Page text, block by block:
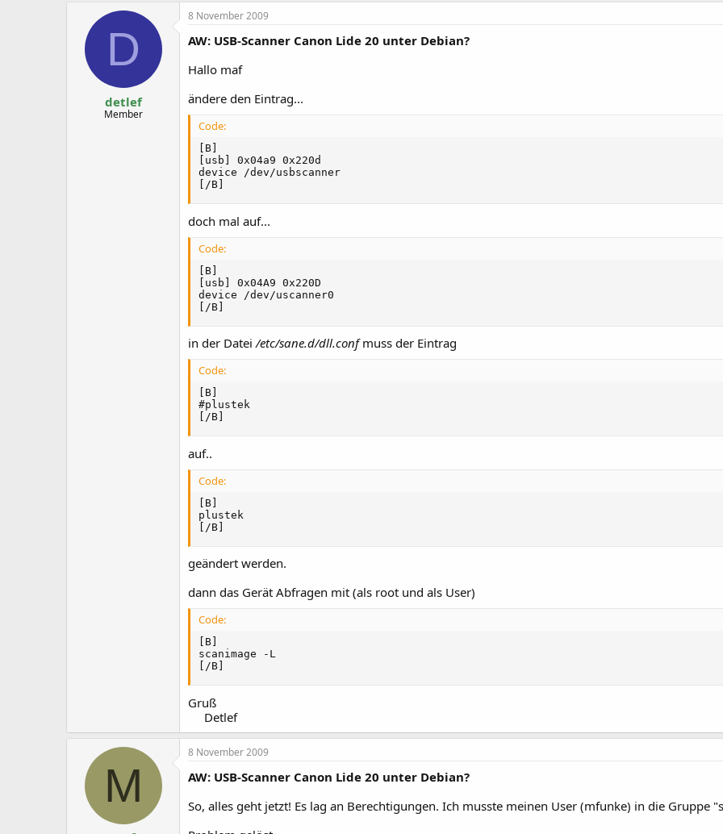
D
detlef
Member
8 November 2009
AW: USB-Scanner Canon Lide 20 unter Debian?
Hallo maf
ändere den Eintrag...
Code:
[B]
[usb] 0x04a9 0x220d
device /dev/usbscanner
[/B]
doch mal auf...
Code:
[B]
[usb] 0x04A9 0x220D
device /dev/uscanner0
[/B]
in der Datei/etc/sane.d/dll.confmuss der Eintrag
Code:
[B]
#plustek
[/B]
auf..
Code:
[B]
plustek
[/B]
geändert werden.
dann das Gerät Abfragen mit (als root und als User)
Code:
[B]
scanimage -L
[/B]
Gruß
Detlef​
M
8 November 2009
AW: USB-Scanner Canon Lide 20 unter Debian?
So, alles geht jetzt! Es lag an Berechtigungen. Ich musste meinen User (mfunke) in die Gruppe